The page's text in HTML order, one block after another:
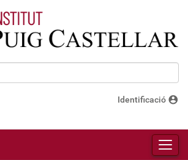
Identificació account_circle